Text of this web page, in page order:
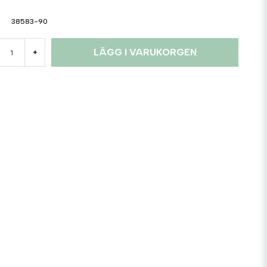
38583-90
+ LÄGG I VARUKORGEN